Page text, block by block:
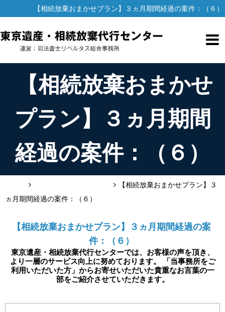
【相続放棄おまかせプラン】３ヵ月期間経過の案件：（６）
【相続放棄おまかせ
プラン】３ヵ月期間
経過の案件：（６）
【相続放棄おまかせプラン】３
ヵ月期間経過の案件：（６）
【相続放棄おまかせプラン】３ヵ月期間経過の案
件：（６）
東京遺産・相続放棄代行センターでは、お客様の声を頂き、
より一層のサービス向上に努めております。 「当事務所をご
利用いただいた方」からお寄せいただいた貴重なお言葉の一
部をご紹介させていただきます。